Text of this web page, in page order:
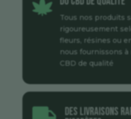

Tous nos produits
rigoureusement
fleurs, résines ou
nous fournissons
CBD de qualité
Des livraisons